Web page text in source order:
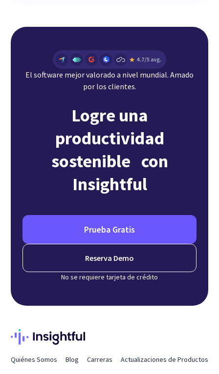
El software mejor valorado a nivel mundial. Amado
por los clientes.
Logre una
productividad
sostenible con
Insightful
Prueba Gratis
Reserva Demo
No se requiere tarjeta de crédito
Quiénes Somos Blog Carreras Actualizaciones de Productos